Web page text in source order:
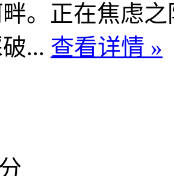
。正在焦虑
... 查看详情 »